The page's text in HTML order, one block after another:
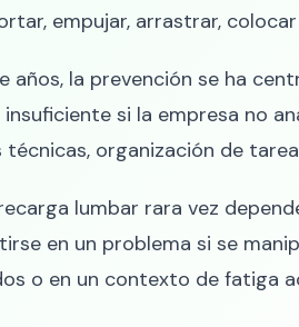
empujar, arrastrar,
años, la prevención se ha
si la empresa no
técnicas, organización de
lumbar rara vez
en un problema si se
o en un contexto de fatiga